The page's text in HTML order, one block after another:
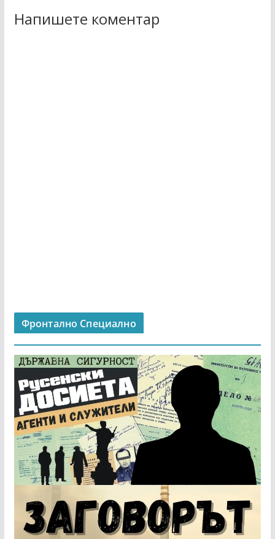
Напишете коментар
Фронтално Специално